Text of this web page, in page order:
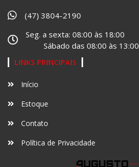
(47) 3804-2190
Seg. a sexta: 08:00 às 18:00
Sábado das 08:00 às 13:00
LINKS PRINCIPAIS
Início
Estoque
Contato
Política de Privacidade